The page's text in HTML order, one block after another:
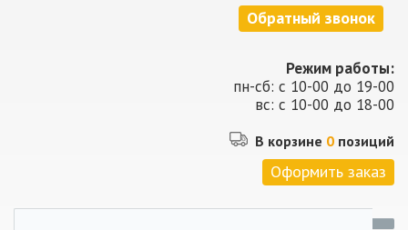
Обратный звонок
Режим работы:
пн-сб: с 10-00 до 19-00
вс: с 10-00 до 18-00
В корзине 0 позиций
Оформить заказ